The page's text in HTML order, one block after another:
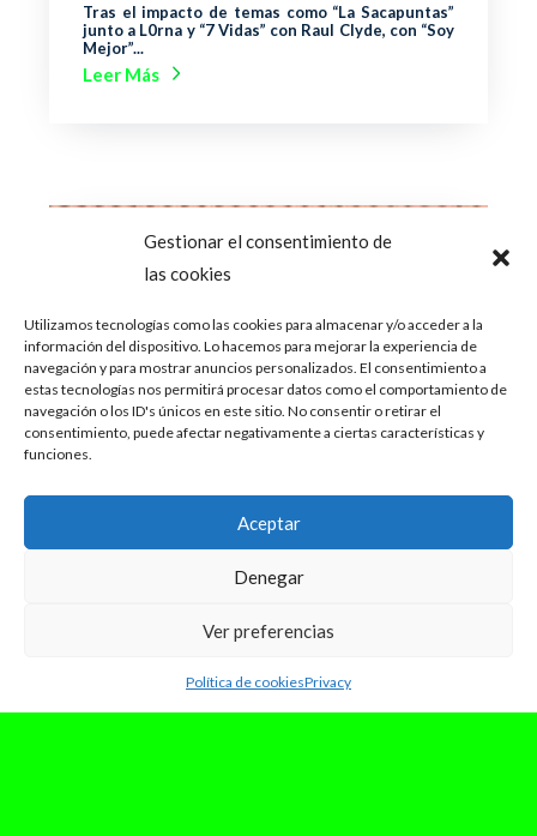
Gestionar el consentimiento de
las cookies
Utilizamos tecnologías como las cookies para almacenar y/o acceder a la
información del dispositivo. Lo hacemos para mejorar la experiencia de
navegación y para mostrar anuncios personalizados. El consentimiento a
estas tecnologías nos permitirá procesar datos como el comportamiento de
navegación o los ID's únicos en este sitio. No consentir o retirar el
consentimiento, puede afectar negativamente a ciertas características y
funciones.
Aceptar
Denegar
Ver preferencias
Política de cookiesPrivacy
Tras el impacto de temas como “La Sacapuntas”
junto a L0rna y “7 Vidas” con Raul Clyde, con “Soy
Mejor”...
Leer Más